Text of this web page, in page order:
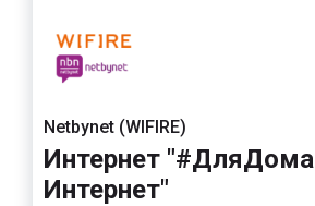
Netbynet (WIFIRE)
Интернет "#ДляДома
Интернет"